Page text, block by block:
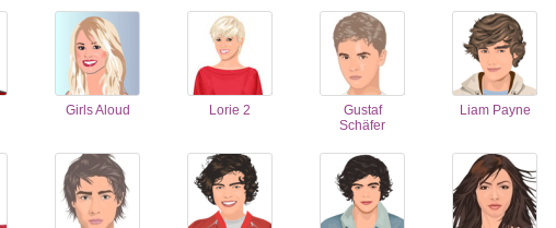
Girls Aloud Lorie 2
Gustaf
Schäfer
Liam Payne